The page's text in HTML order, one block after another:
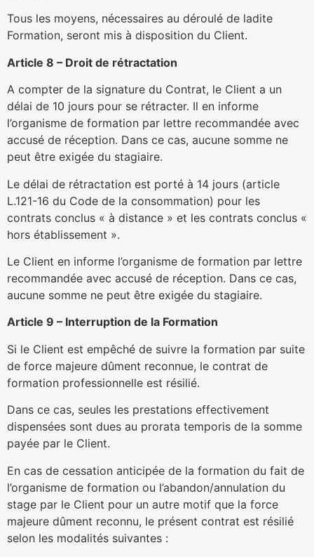
Tous les moyens, nécessaires au déroulé de ladite
Formation, seront mis à disposition du Client.
Article 8 – Droit de rétractation
A compter de la signature du Contrat, le Client a un
délai de 10 jours pour se rétracter. Il en informe
l’organisme de formation par lettre recommandée avec
accusé de réception. Dans ce cas, aucune somme ne
peut être exigée du stagiaire.
Le délai de rétractation est porté à 14 jours (article
L.121-16 du Code de la consommation) pour les
contrats conclus « à distance » et les contrats conclus «
hors établissement ».
Le Client en informe l’organisme de formation par lettre
recommandée avec accusé de réception. Dans ce cas,
aucune somme ne peut être exigée du stagiaire.
Article 9 – Interruption de la Formation
Si le Client est empêché de suivre la formation par suite
de force majeure dûment reconnue, le contrat de
formation professionnelle est résilié.
Dans ce cas, seules les prestations effectivement
dispensées sont dues au prorata temporis de la somme
payée par le Client.
En cas de cessation anticipée de la formation du fait de
l’organisme de formation ou l’abandon/annulation du
stage par le Client pour un autre motif que la force
majeure dûment reconnu, le présent contrat est résilié
selon les modalités suivantes :